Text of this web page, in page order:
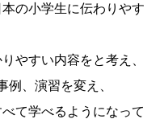
の小学生に伝わりやす
やすい内容をと考え、
例、演習を変え、
て学べるようになって